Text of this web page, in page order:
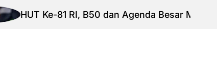
81 RI, B50 dan Agenda Besar Membebaskan